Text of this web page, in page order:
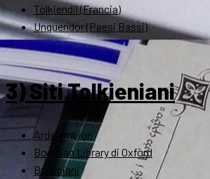
Tolkiendil (Francia)
Unquendor (Paesi Bassi)
3) Siti Tolkieniani
Ardalambion
Bodleian Library di Oxford
Bompiani